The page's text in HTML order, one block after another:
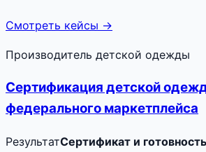
Смотреть кейсы →
Производитель детской одежды
Сертификация детской
федерального маркетплейса
РезультатСертификат и